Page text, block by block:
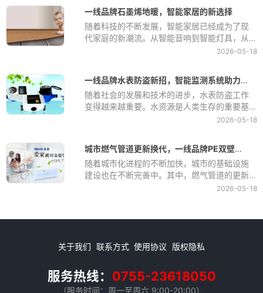
一线品牌石墨烯地暖，智能家居的新选择
随着科技的不断发展，智能家居已经成为了现
代家庭的新潮流。从智能音响到智能灯具，从
智能门锁到智能家电，智能家居产品已经渗透
方式，正在逐渐受到人们的关注和青睐。
2026-05-18
一线品牌水表防盗新招，智能监测系统助力防盗工作
随着社会的发展和技术的进步，水表防盗工作
变得越来越重要。水资源是人类生存的重要基
础，而水表被盗用不仅会造成水资源的浪费，
个重要问题。
2026-05-18
城市燃气管道更新换代，一线品牌PE双壁波纹管成为新宠
随着城市化进程的不断加快，城市的基础设施
建设也在不断完善中。其中，燃气管道的更新
换代尤为重要，因为燃气是城市居民生活中必
型的管道材料，逐渐成为城市燃气管道更新换
2026-05-18
关于我们 联系方式 使用协议 版权隐私
服务热线： 0755-23618050
（服务时间：周一至周六 9:00-20:00）